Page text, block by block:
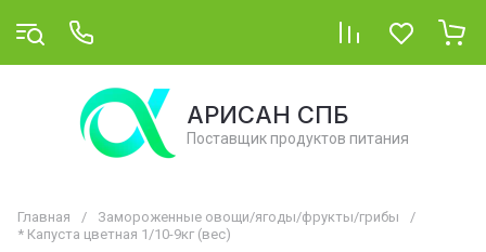
АРИСАН СПБ
Поставщик продуктов питания
Главная / Замороженные овощи/ягоды/фрукты/грибы
/
* Капуста цветная 1/10-9кг (вес)